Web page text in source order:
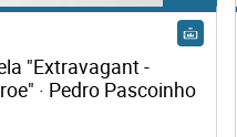
e Decoração
"Extravagant -
· Pedro Pascoinho